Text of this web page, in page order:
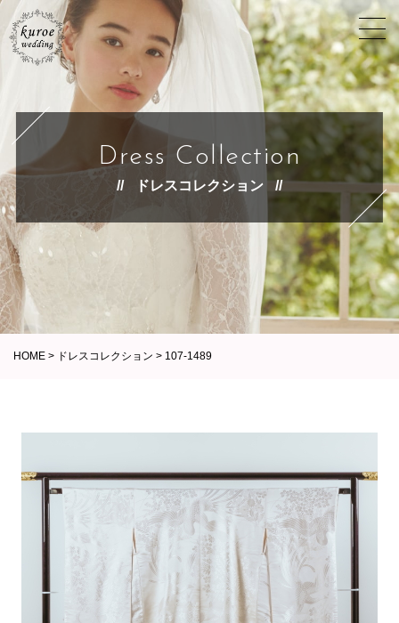
Dress Collection
ドレスコレクション
HOME > ドレスコレクション > 107-1489